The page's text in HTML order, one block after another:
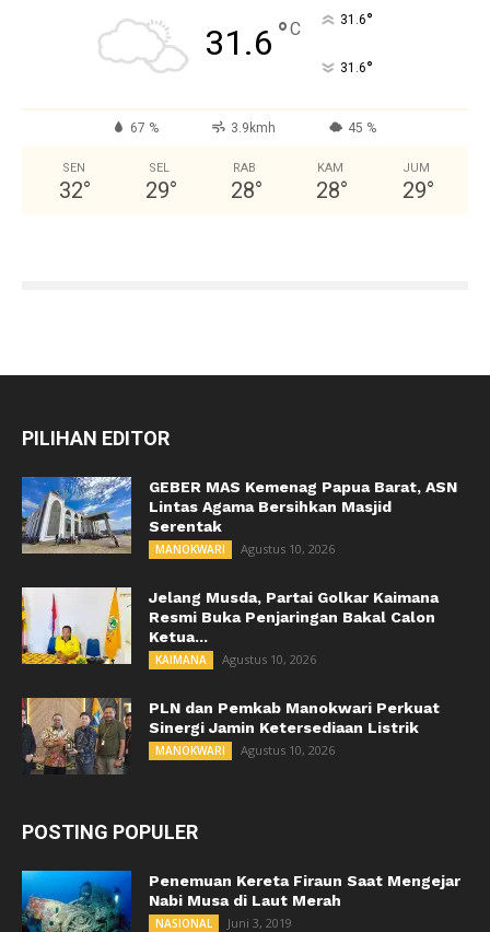
31.6 °C 31.6°
31.6°
67 % 3.9kmh 45 %
SEN
32°
SEL
29°
RAB
28°
KAM
28°
JUM
29°
PILIHAN EDITOR
GEBER MAS Kemenag Papua Barat, ASN
Lintas Agama Bersihkan Masjid
Serentak
MANOKWARI Agustus 10, 2026
Jelang Musda, Partai Golkar Kaimana
Resmi Buka Penjaringan Bakal Calon
Ketua...
KAIMANA Agustus 10, 2026
PLN dan Pemkab Manokwari Perkuat
Sinergi Jamin Ketersediaan Listrik
MANOKWARI Agustus 10, 2026
POSTING POPULER
Penemuan Kereta Firaun Saat Mengejar
Nabi Musa di Laut Merah
NASIONAL Juni 3, 2019